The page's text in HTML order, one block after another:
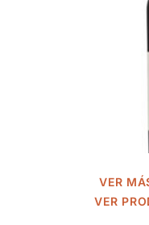
VER
VER